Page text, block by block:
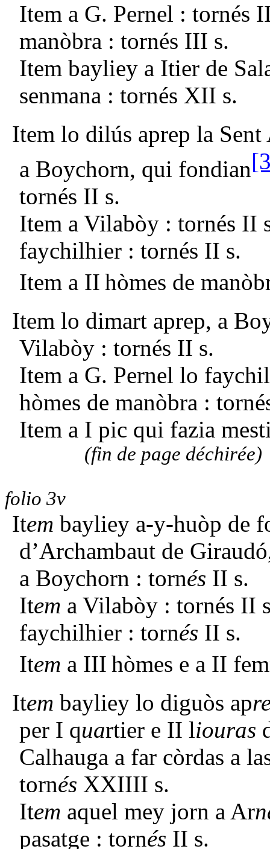
Item a G. Pernel :
manòbra : tornés III s.
Item bayliey a Itier de
senmana : tornés XII s.
Item lo dilús aprep la
a Boychorn, qui fondian
tornés II s.
Item a Vilabòy : tornés
faychilhier : tornés II s.
Item a II hòmes de
Item lo dimart aprep, a
Vilabòy : tornés II s.
Item a G. Pernel lo
hòmes de manòbra :
Item a I pic qui fazia
(fin de page déchirée)
folio 3v
Item bayliey a-y-huòp de
d’Archambaut de
a Boychorn : tornés II s.
Item a Vilabòy : tornés
faychilhier : tornés II s.
Item a III hòmes e a II
Item bayliey lo diguòs ap
per I quartier e II liouras
Calhauga a far còrdas a
tornés XXIIII s.
Item aquel mey jorn a Ar
pasatge : tornés II s.